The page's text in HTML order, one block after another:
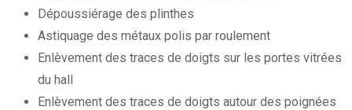
Dépoussiérage des plinthes
Astiquage des métaux polis par roulement
Enlèvement des traces de doigts sur les portes vitrées
du hall
Enlèvement des traces de doigts autour des poignées